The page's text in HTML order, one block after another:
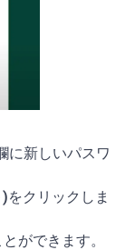
に新しいパスワ
をクリックしま
ができます。